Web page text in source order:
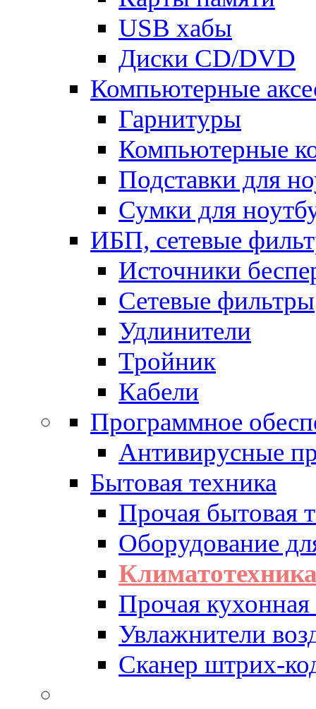
USB хабы
Диски CD/DVD
Компьютерные
Гарнитуры
Компьютерные
Подставки для
Сумки для
ИБП, сетевые
Источники
Сетевые фильтры
Удлинители
Тройник
Кабели
Программное
Антивирусные
Бытовая техника
Прочая бытовая
Оборудование
Прочая кухонная
Увлажнители
Сканер штрих-